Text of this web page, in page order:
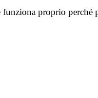
proprio perché